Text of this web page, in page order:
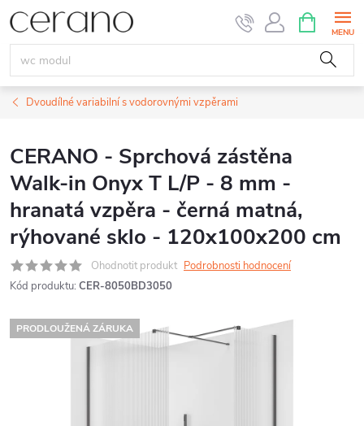
Přejít
na
obsah
NÁKUPNÍ
KOŠÍK
Dvoudílné variabilní s vodorovnými vzpěrami
CERANO - Sprchová zástěna
Walk-in Onyx T L/P - 8 mm -
hranatá vzpěra - černá matná,
rýhované sklo - 120x100x200 cm
Ohodnotit produkt Podrobnosti hodnocení
Kód produktu: CER-8050BD3050
PRODLOUŽENÁ ZÁRUKA